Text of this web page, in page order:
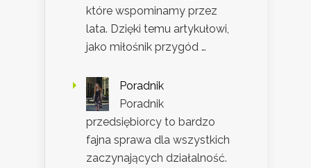
które wspominamy przez
lata. Dzięki temu artykułowi,
jako miłośnik przygód …
Poradnik
Poradnik
przedsiębiorcy to bardzo
fajna sprawa dla wszystkich
zaczynających działalność.